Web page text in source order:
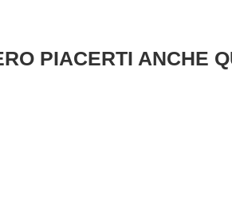
PIACERTI ANCHE